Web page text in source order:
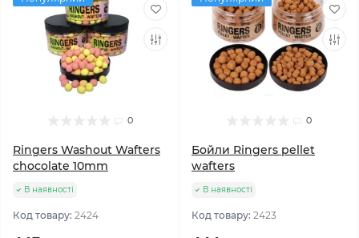
0
Ringers Washout Wafters
chocolate 10mm
В наявності
Код товару: 2424
0
Бойли Ringers pellet
wafters
В наявності
Код товару: 2423